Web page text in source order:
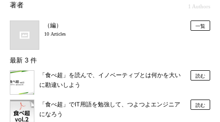
著者 1 Authors
（編）
10 Articles
一覧
最新 3 件
「食べ超」を読んで、イノベーティブとは何かを大い
に勘違いしよう
読む
「食べ超」でIT用語を勉強して、つよつよエンジニア
になろう
読む